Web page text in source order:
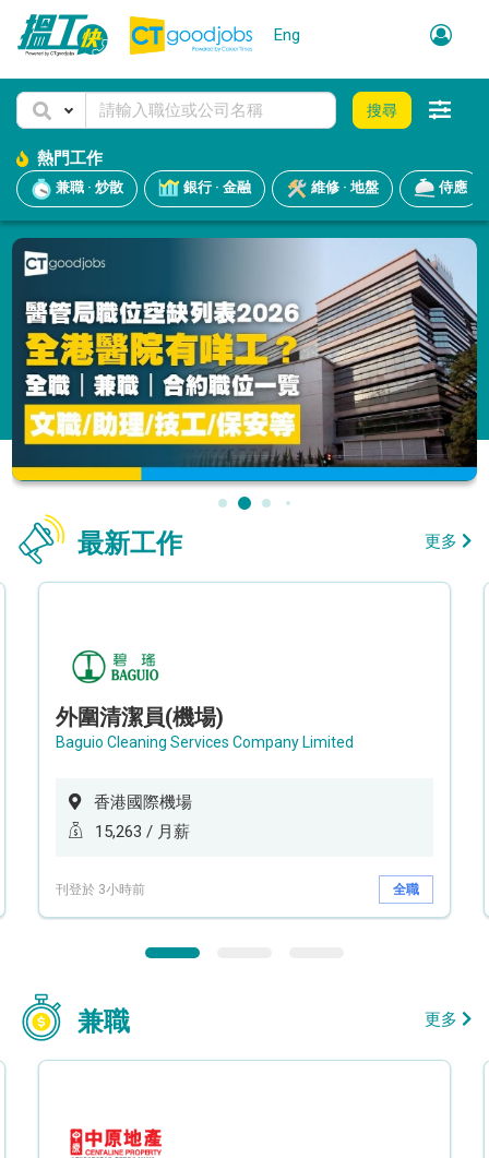
Eng
搜尋
熱門工作
兼職 · 炒散 銀行 · 金融 維修 · 地盤 侍應
最新工作 更多
外圍清潔員(機場)
Baguio Cleaning Services Company Limited
香港國際機場
15,263 / 月薪
刊登於 3小時前 全職
兼職 更多